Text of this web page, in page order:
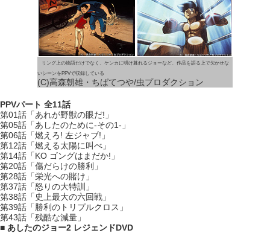
リング上の物語だけでなく、ケンカに明け暮れるジョーなど、作品を語る上で欠かせな
いシーンをPPVで収録している
(C)高森朝雄・ちばてつや/虫プロダクション
PPVパート 全11話
第01話「あれが野獣の眼だ!」
第05話「あしたのために-その1-」
第06話「燃えろ! 左ジャブ!」
第12話「燃える太陽に叫べ」
第14話「KO ゴングはまだか!」
第20話「傷だらけの勝利」
第28話「栄光への賭け」
第37話「怒りの大特訓」
第38話「史上最大の六回戦」
第39話「勝利のトリプルクロス」
第43話「残酷な減量」
■ あしたのジョー2 レジェンドDVD